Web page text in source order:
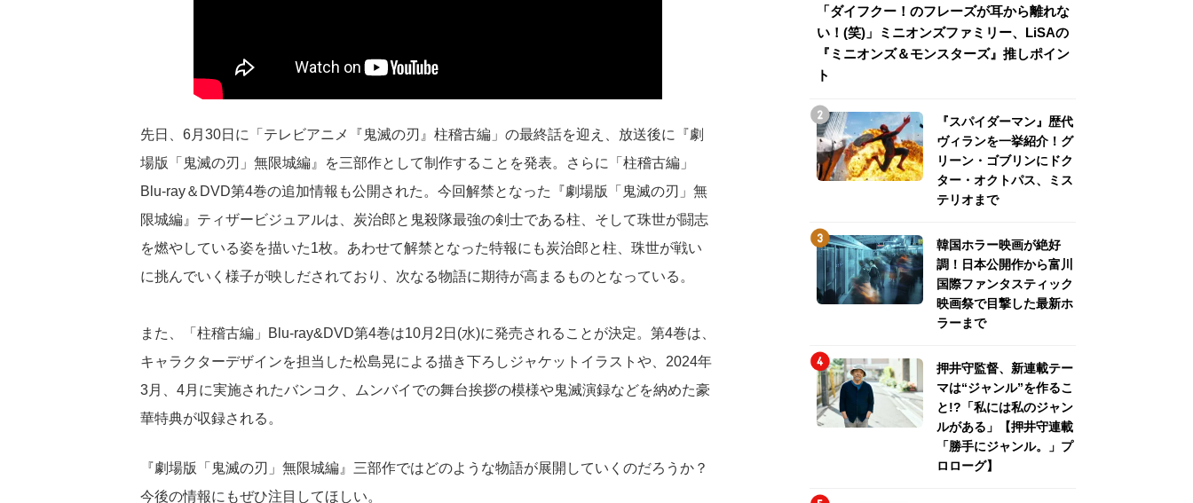
先日、6月30日に「テレビアニメ『鬼滅の刃』柱稽古編」の最終話を迎え、放送後に『劇
場版「鬼滅の刃」無限城編』を三部作として制作することを発表。さらに「柱稽古編」
Blu-ray＆DVD第4巻の追加情報も公開された。今回解禁となった『劇場版「鬼滅の刃」無
限城編』ティザービジュアルは、炭治郎と鬼殺隊最強の剣士である柱、そして珠世が闘志
を燃やしている姿を描いた1枚。あわせて解禁となった特報にも炭治郎と柱、珠世が戦い
に挑んでいく様子が映しだされており、次なる物語に期待が高まるものとなっている。
また、「柱稽古編」Blu-ray&DVD第4巻は10月2日(水)に発売されることが決定。第4巻は、
キャラクターデザインを担当した松島晃による描き下ろしジャケットイラストや、2024年
3月、4月に実施されたバンコク、ムンバイでの舞台挨拶の模様や鬼滅演録などを納めた豪
華特典が収録される。
『劇場版「鬼滅の刃」無限城編』三部作ではどのような物語が展開していくのだろうか？
今後の情報にもぜひ注目してほしい。
「ダイフクー！のフレーズが耳から離れな
い！(笑)」ミニオンズファミリー、LiSAの
『ミニオンズ＆モンスターズ』推しポイン
ト
『スパイダーマン』歴代
ヴィランを一挙紹介！グ
リーン・ゴブリンにドク
ター・オクトパス、ミス
テリオまで
韓国ホラー映画が絶好
調！日本公開作から富川
国際ファンタスティック
映画祭で目撃した最新ホ
ラーまで
押井守監督、新連載テー
マは“ジャンル”を作るこ
と!?「私には私のジャン
ルがある」【押井守連載
「勝手にジャンル。」プ
ロローグ】